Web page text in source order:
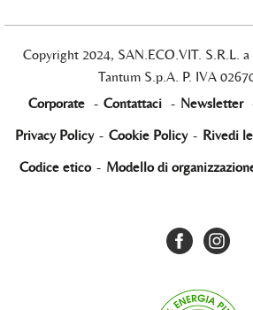
Copyright 2024, SAN.ECO.VIT. S.R.L.
Tantum S.p.A. P. IVA
Corporate - Contattaci - Newsletter
Privacy Policy - Cookie Policy - Rivedi
Codice etico - Modello di